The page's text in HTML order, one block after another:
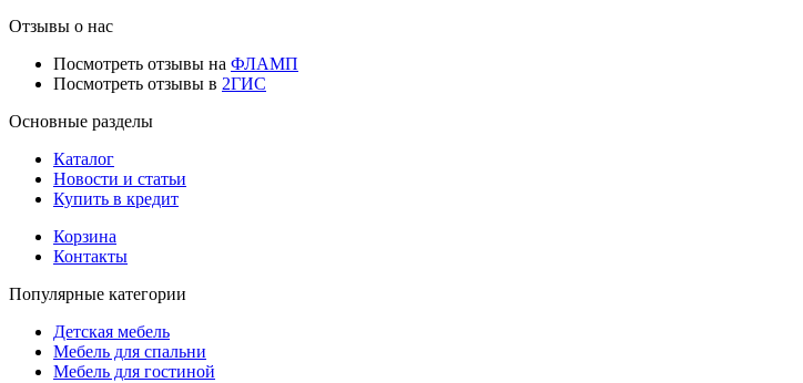
Отзывы о нас
Посмотреть отзывы на ФЛАМП
Посмотреть отзывы в 2ГИС
Основные разделы
Каталог
Новости и статьи
Купить в кредит
Корзина
Контакты
Популярные категории
Детская мебель
Мебель для спальни
Мебель для гостиной